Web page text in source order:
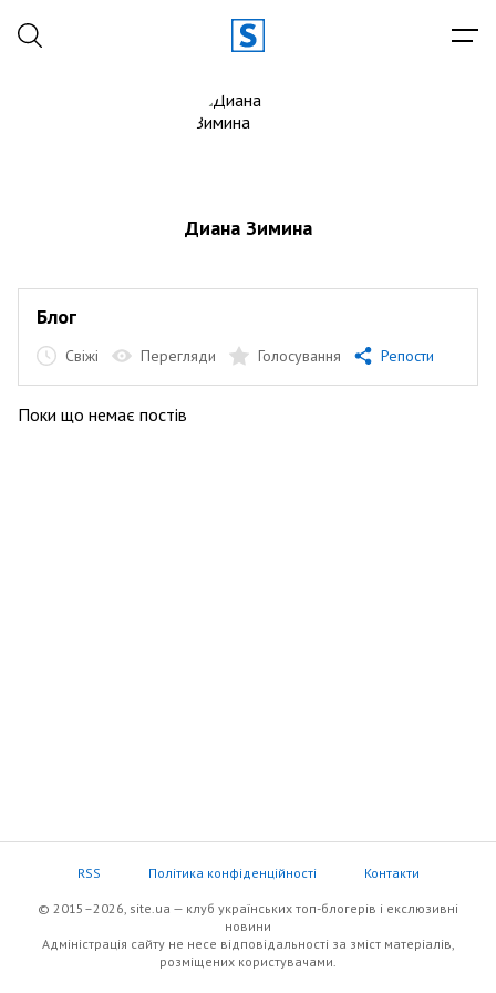
Диана Зимина
Блог
Свіжі Перегляди Голосування Репости
Поки що немає постів
RSS Політика конфіденційності Контакти
© 2015–2026, site.ua — клуб українських топ-блогерів i екслюзивнi
новини
Адміністрація сайту не несе відповідальності за зміст матеріалів,
розміщених користувачами.